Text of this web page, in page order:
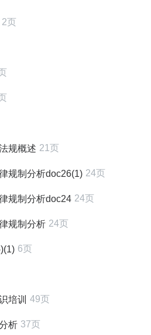
2页
规概述 21页
规制分析doc26(1) 24页
规制分析doc24 24页
规制分析 24页
6页
培训 49页
析 37页